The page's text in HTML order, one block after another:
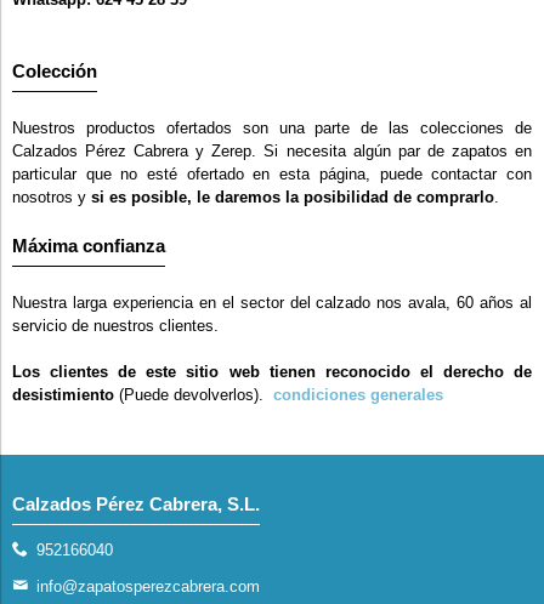
Colección
Nuestros productos ofertados son una parte de las colecciones de
Calzados Pérez Cabrera y Zerep. Si necesita algún par de zapatos en
particular que no esté ofertado en esta página, puede contactar con
nosotros y si es posible, le daremos la posibilidad de comprarlo.
Máxima confianza
Nuestra larga experiencia en el sector del calzado nos avala, 60 años al
servicio de nuestros clientes.
Los clientes de este sitio web tienen reconocido el derecho de
desistimiento (Puede devolverlos). condiciones generales
Calzados Pérez Cabrera, S.L.
952166040
info@zapatosperezcabrera.com